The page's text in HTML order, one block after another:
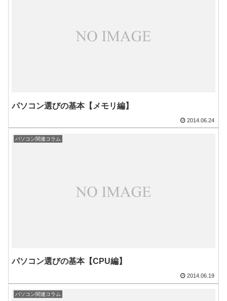
パソコン選びの基本【メモリ編】
2014.06.24
パソコン関連コラム
パソコン選びの基本【CPU編】
2014.06.19
パソコン関連コラム